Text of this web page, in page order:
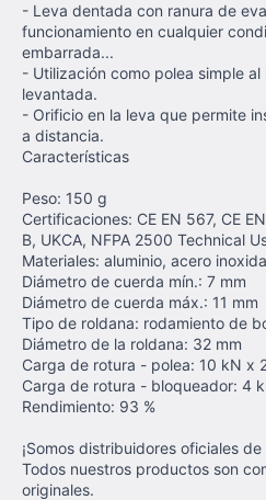
- Leva dentada con ranura de
funcionamiento en cualquier
embarrada...
- Utilización como polea simple
levantada.
- Orificio en la leva que permite
a distancia.
Características
Peso: 150 g
Certificaciones: CE EN 567, CE
B, UKCA, NFPA 2500 Technical
Materiales: aluminio, acero
Diámetro de cuerda mín.: 7 mm
Diámetro de cuerda máx.: 11 mm
Tipo de roldana: rodamiento de
Diámetro de la roldana: 32 mm
Carga de rotura - polea: 10 kN x
Carga de rotura - bloqueador: 4
Rendimiento: 93 %
¡Somos distribuidores oficiales
Todos nuestros productos son
originales.